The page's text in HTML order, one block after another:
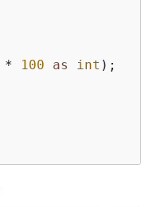
* 100 as int );